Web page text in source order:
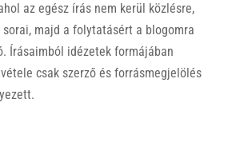
az egész írás nem kerül közlésre,
sorai, majd a folytatásért a blogomra
Írásaimból idézetek formájában
csak szerző és forrásmegjelölés